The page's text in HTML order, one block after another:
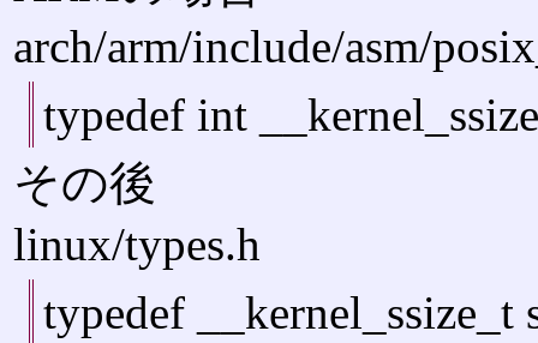
arch/arm/include/asm/
typedef int
その後
linux/types.h
typedef __kernel_ssize_t